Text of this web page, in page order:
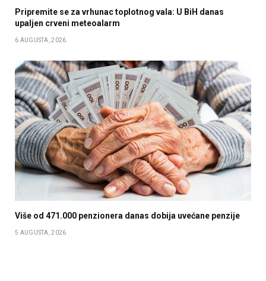
Pripremite se za vrhunac toplotnog vala: U BiH danas
upaljen crveni meteoalarm
6 AUGUSTA, 2026
Više od 471.000 penzionera danas dobija uvećane penzije
5 AUGUSTA, 2026